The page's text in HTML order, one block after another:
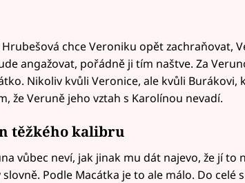
Hrubešová chce Veroniku opět zachraňovat,
angažovat, pořádně ji tím naštve. Za
Nikoliv kvůli Veronice, ale kvůli
že Veruně jeho vztah s Karolínou nevadí.
těžkého kalibru
vůbec neví, jak jinak mu dát najevo, že jí to
slovně. Podle Macátka je to ale málo. Do celé